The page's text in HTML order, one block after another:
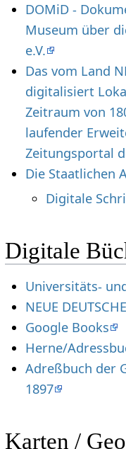
DOMiD -
Museum über
e.V.
Das vom Land
digitalisiert
Zeitraum von
laufender
Zeitungsportal
Die Staatlichen
Digitale
Digitale
Universitäts-
NEUE
Google Books
Herne/
Adreßbuch der
1897
Karten /